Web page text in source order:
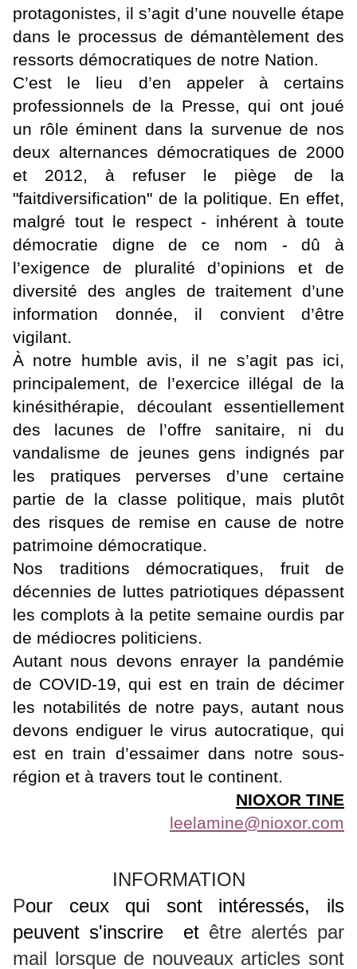
protagonistes, il s’agit d’une nouvelle étape
dans le processus de démantèlement des
ressorts démocratiques de notre Nation.
C’est le lieu d’en appeler à certains
professionnels de la Presse, qui ont joué
un rôle éminent dans la survenue de nos
deux alternances démocratiques de 2000
et 2012, à refuser le piège de la
"faitdiversification" de la politique. En effet,
malgré tout le respect - inhérent à toute
démocratie digne de ce nom - dû à
l’exigence de pluralité d’opinions et de
diversité des angles de traitement d’une
information donnée, il convient d’être
vigilant.
À notre humble avis, il ne s’agit pas ici,
principalement, de l’exercice illégal de la
kinésithérapie, découlant essentiellement
des lacunes de l’offre sanitaire, ni du
vandalisme de jeunes gens indignés par
les pratiques perverses d’une certaine
partie de la classe politique, mais plutôt
des risques de remise en cause de notre
patrimoine démocratique.
Nos traditions démocratiques, fruit de
décennies de luttes patriotiques dépassent
les complots à la petite semaine ourdis par
de médiocres politiciens.
Autant nous devons enrayer la pandémie
de COVID-19, qui est en train de décimer
les notabilités de notre pays, autant nous
devons endiguer le virus autocratique, qui
est en train d’essaimer dans notre sous-
région et à travers tout le continent.
NIOXOR TINE
leelamine@nioxor.com
INFORMATION
Pour ceux qui sont intéressés, ils
peuvent s'inscrire et être alertés par
mail lorsque de nouveaux articles sont